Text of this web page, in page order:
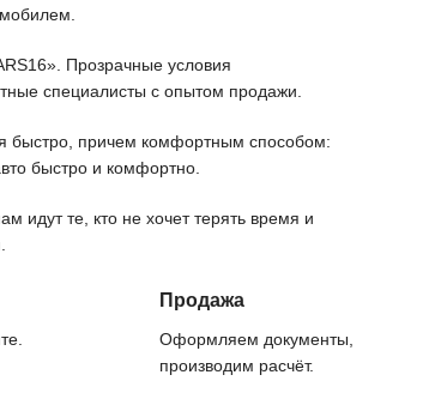
Прозрачные условия
специалисты с опытом продажи.
быстро, причем комфортным способом:
быстро и комфортно.
идут те, кто не хочет терять время и
Продажа
Оформляем документы,
производим расчёт.